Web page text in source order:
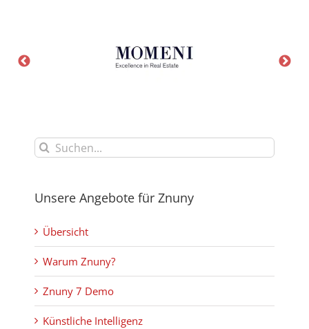
Suche
nach:
Unsere Angebote für Znuny
Übersicht
Warum Znuny?
Znuny 7 Demo
Künstliche Intelligenz